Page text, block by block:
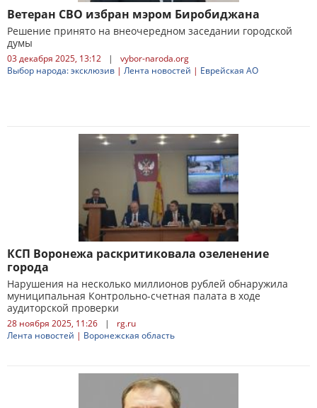
Ветеран СВО избран мэром Биробиджана
Решение принято на внеочередном заседании городской
думы
03 декабря 2025, 13:12 |
vybor-naroda.org
Выбор народа: эксклюзив | Лента новостей | Еврейская АО
КСП Воронежа раскритиковала озеленение
города
Нарушения на несколько миллионов рублей обнаружила
муниципальная Контрольно-счетная палата в ходе
аудиторской проверки
28 ноября 2025, 11:26 |
rg.ru
Лента новостей | Воронежская область